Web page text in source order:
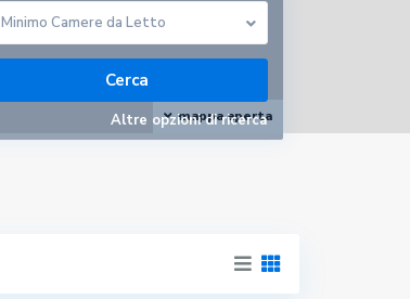
mappa aperta
Minimo Camere da Letto
Altre opzioni di ricerca